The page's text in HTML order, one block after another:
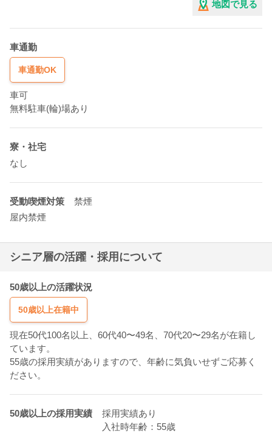
地図で見る
車通勤
車通勤OK
車可
無料駐車(輪)場あり
寮・社宅
なし
受動喫煙対策
禁煙
屋内禁煙
シニア層の活躍・採用について
50歳以上の活躍状況
50歳以上在籍中
現在50代100名以上、60代40〜49名、70代20〜29名が在籍し
ています。
55歳の採用実績がありますので、年齢に気負いせずご応募く
ださい。
50歳以上の採用実績
採用実績あり
入社時年齢：55歳